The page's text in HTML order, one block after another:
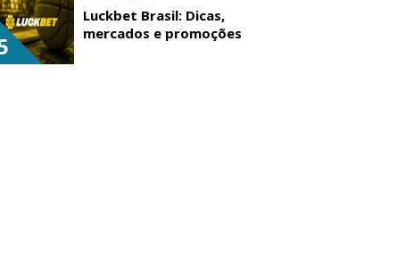
Luckbet Brasil: Dicas,
mercados e promoções